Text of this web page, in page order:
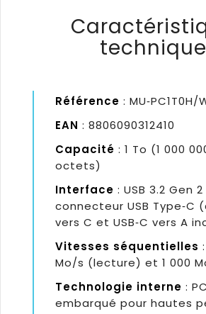
Référence : MU‑PC1T0H/
EAN : 8806090312410
Capacité : 1 To (1 000
octets)
Interface : USB 3.2 Gen
connecteur USB Type‑C
vers C et USB‑C vers A
Vitesses séquentielles
Mo/s (lecture) et 1 000
Technologie interne :
embarqué pour hautes